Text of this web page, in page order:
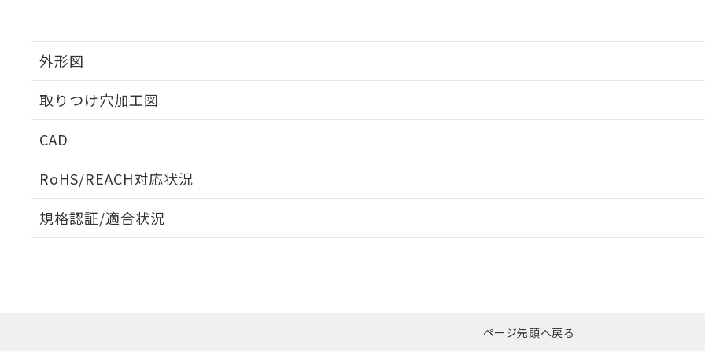
外形図
取りつけ穴加工図
CAD
RoHS/REACH対応状況
EU RoHS 注意事項・凡例
ダウンロードはこちら
規格認証/適合状況
ページ先頭へ戻る